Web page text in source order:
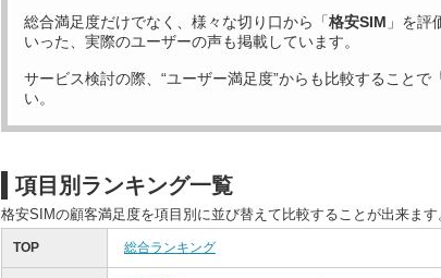
総合満足度だけでなく、様々な切り口から「格安SIM 」を評
いった、実際のユーザーの声も掲載しています。
サービス検討の際、“ユーザー満足度”からも比較することで
い。
項目別ランキング一覧
格安SIMの顧客満足度を項目別に並び替えて比較することが出来ます
TOP 総合ランキング